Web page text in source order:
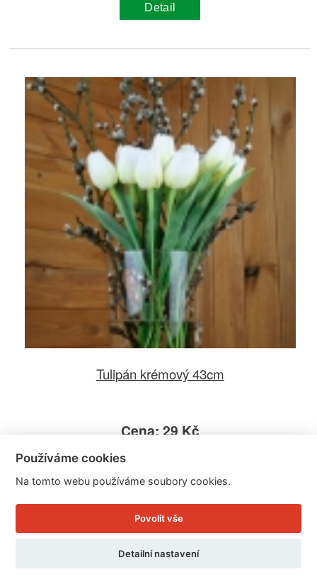
Detail
Tulipán krémový 43cm
Cena: 29 Kč
Doručíme do: 11.8.
Používáme cookies
Na tomto webu používáme soubory cookies.
Povolit vše
Detailní nastavení